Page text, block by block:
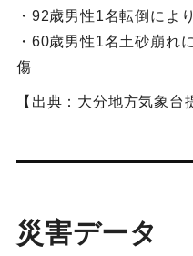
・92歳男性1名転倒によ
・60歳男性1名土砂崩れ
傷
【出典：大分地方気象台
災害データ